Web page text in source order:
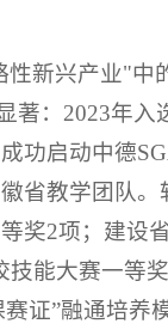
新兴产业"中
著：2023年入
功启动中德
省教学团队
奖2项；建设
能大赛一等
证”融通培养